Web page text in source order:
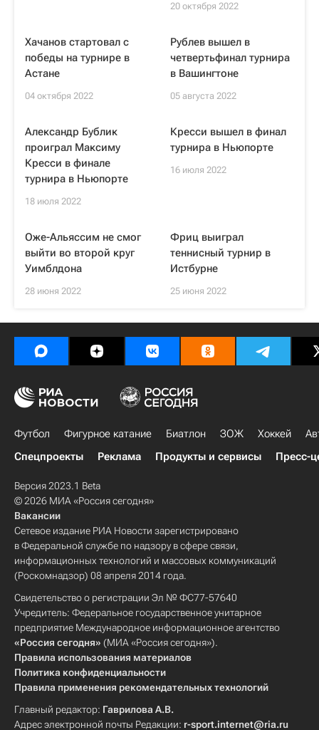
20 октября 2022
Хачанов стартовал с
победы на турнире в
Астане
04 октября 2022
Рублев вышел в
четвертьфинал турнира
в Вашингтоне
05 августа 2022
Александр Бублик
проиграл Максиму
Кресси в финале
турнира в Ньюпорте
18 июля 2022
Кресси вышел в финал
турнира в Ньюпорте
16 июля 2022
Оже-Альяссим не смог
выйти во второй круг
Уимблдона
28 июня 2022
Фриц выиграл
теннисный турнир в
Истбурне
25 июня 2022
Футбол Фигурное катание Биатлон ЗОЖ Хоккей
Спецпроекты
Реклама Продукты и сервисы Пресс-
Версия 2023.1 Beta
© 2026 МИА «Россия сегодня»
Вакансии
Сетевое издание РИА Новости зарегистрировано
в Федеральной службе по надзору в сфере связи,
информационных технологий и массовых коммуникаций
(Роскомнадзор) 08 апреля 2014 года.
Свидетельство о регистрации Эл № ФС77-57640
Учредитель: Федеральное государственное унитарное
предприятие Международное информационное агентство
«Россия сегодня» (МИА «Россия сегодня»).
Правила использования материалов
Политика конфиденциальности
Правила применения рекомендательных технологий
Главный редактор: Гаврилова А.В.
Адрес электронной почты Редакции: r-sport.internet@ria.ru